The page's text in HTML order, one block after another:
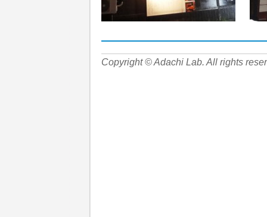
Copyright © Adachi Lab. All rights